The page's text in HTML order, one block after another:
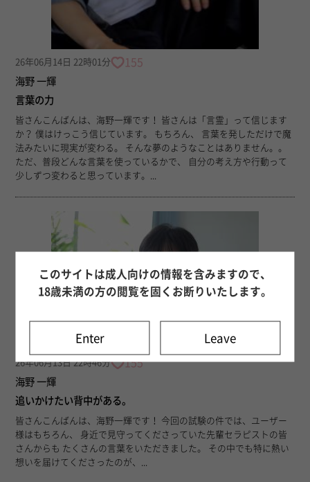
26年06月14日 22時01分 155
海野 一輝
言葉の力
皆さんこんばんは、海野一輝です！ 皆さんは「言霊」って信じます
か？ 僕はけっこう信じています。 もちろん、 言葉を発しただけで魔
法みたいに現実が変わる。 そんな夢のようなことはありません。。
ただ、普段どんな言葉を使っているかで、 自分の考え方や行動って
少しずつ変わると思っています。...
26年06月13日 22時46分 155
海野 一輝
追いかけたい背中がある。
皆さんこんばんは、海野一輝です！ 今回の試験の件では、ユーザー
様はもちろん、 身近で見守ってくださっていた先輩セラピストの皆
さんからも たくさんの言葉をいただきました。 その中でも特に熱い
想いを届けてくださったのが、...
このサイトは成人向けの情報を含みますので、
18歳未満の方の閲覧を固くお断りいたします。
Enter Leave